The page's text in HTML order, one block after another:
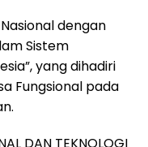
dengan
Sistem
yang dihadiri
Fungsional pada